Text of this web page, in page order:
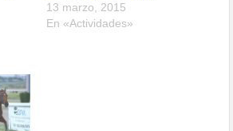
Escarabajo de Sevilla
13 marzo, 2015